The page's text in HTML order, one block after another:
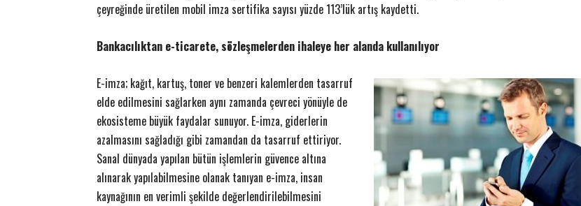
çeyreğinde üretilen mobil imza sertifika sayısı yüzde 113’lük artış kaydetti.
Bankacılıktan e-ticarete, sözleşmelerden ihaleye her alanda kullanılıyor
E-imza; kağıt, kartuş, toner ve benzeri kalemlerden tasarruf
elde edilmesini sağlarken aynı zamanda çevreci yönüyle de
ekosisteme büyük faydalar sunuyor. E-imza, giderlerin
azalmasını sağladığı gibi zamandan da tasarruf ettiriyor.
Sanal dünyada yapılan bütün işlemlerin güvence altına
alınarak yapılabilmesine olanak tanıyan e-imza, insan
kaynağının en verimli şekilde değerlendirilebilmesini